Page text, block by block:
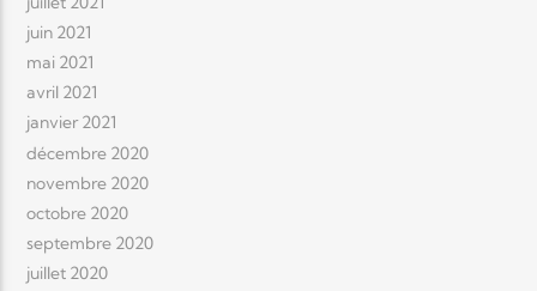
juin 2021
mai 2021
avril 2021
janvier 2021
décembre 2020
novembre 2020
octobre 2020
septembre 2020
juillet 2020